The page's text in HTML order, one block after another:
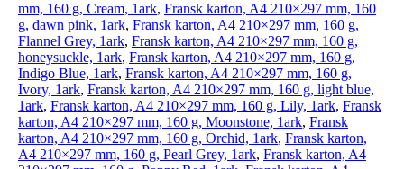
mm, 160 g, Cream, 1ark, Fransk karton, A4 210×297 mm, 160
g, dawn pink, 1ark, Fransk karton, A4 210×297 mm, 160 g,
Flannel Grey, 1ark, Fransk karton, A4 210×297 mm, 160 g,
honeysuckle, 1ark, Fransk karton, A4 210×297 mm, 160 g,
Indigo Blue, 1ark, Fransk karton, A4 210×297 mm, 160 g,
Ivory, 1ark, Fransk karton, A4 210×297 mm, 160 g, light blue,
1ark, Fransk karton, A4 210×297 mm, 160 g, Lily, 1ark, Fransk
karton, A4 210×297 mm, 160 g, Moonstone, 1ark, Fransk
karton, A4 210×297 mm, 160 g, Orchid, 1ark, Fransk karton,
A4 210×297 mm, 160 g, Pearl Grey, 1ark, Fransk karton, A4